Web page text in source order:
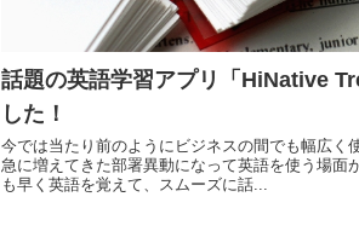
話題の英語学習アプリ「HiNative
した！
今では当たり前のようにビジネスの間でも幅広く
急に増えてきた部署異動になって英語を使う場面
も早く英語を覚えて、スムーズに話...